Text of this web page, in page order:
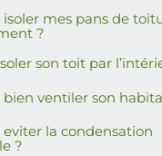
mes pans de
?
son toit par
ventiler son
la condensation
?